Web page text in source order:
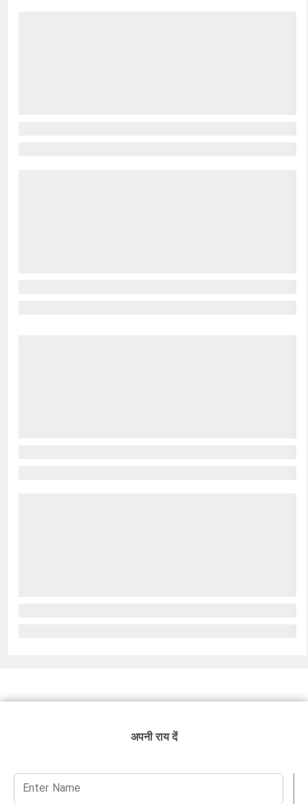
अपनी राय दें